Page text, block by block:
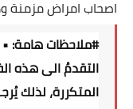
اصحاب امراض مزمنة
#ملاحظاتهامة:
التقدمُ الى هذه
المتكررة، لذلك